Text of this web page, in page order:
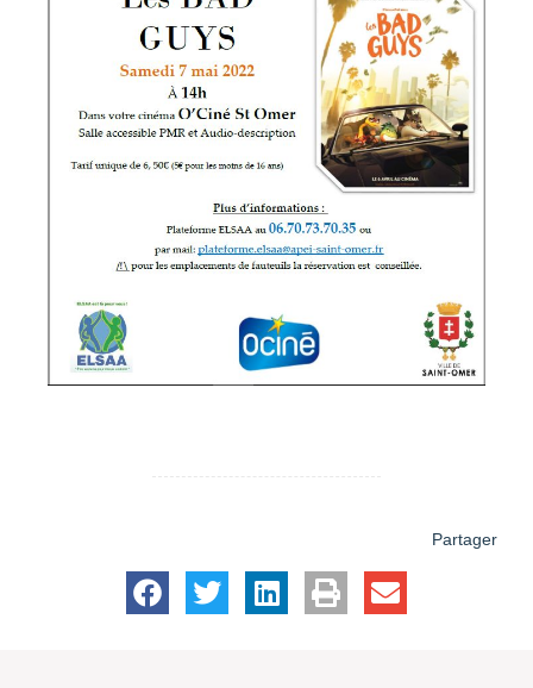
Partager